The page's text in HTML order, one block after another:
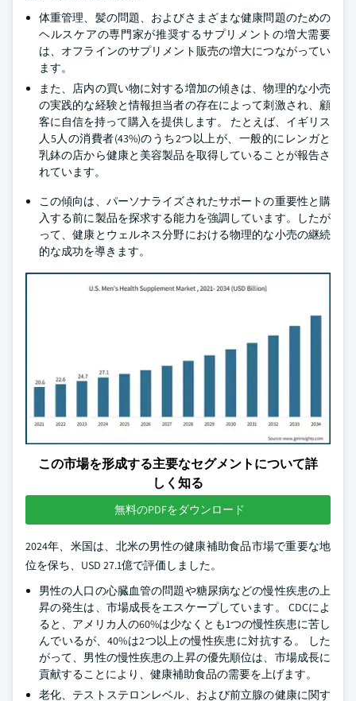
体重管理、髪の問題、およびさまざまな健康問題のための
ヘルスケアの専門家が推奨するサプリメントの増大需要
は、オフラインのサプリメント販売の増大につながってい
ます。
また、店内の買い物に対する増加の傾きは、物理的な小売
の実践的な経験と情報担当者の存在によって刺激され、顧
客に自信を持って購入を提供します。 たとえば、イギリス
人5人の消費者(43%)のうち2つ以上が、一般的にレンガと
乳鉢の店から健康と美容製品を取得していることが報告さ
れています。
この傾向は、パーソナライズされたサポートの重要性と購
入する前に製品を探求する能力を強調しています。したが
って、健康とウェルネス分野における物理的な小売の継続
的な成功を導きます。
この市場を形成する主要なセグメントについて詳
しく知る
無料のPDFをダウンロード
2024年、米国は、北米の男性の健康補助食品市場で重要な地
位を保ち、USD 27.1億で評価しました。
男性の人口の心臓血管の問題や糖尿病などの慢性疾患の上
昇の発生は、市場成長をエスケープしています。 CDCによ
ると、アメリカ人の60%は少なくとも1つの慢性疾患に苦し
んでいるが、40%は2つ以上の慢性疾患に対抗する。 した
がって、男性の慢性疾患の上昇の優先順位は、市場成長に
貢献することにより、健康補助食品の需要を上げます。
老化、テストステロンレベル、および前立腺の健康に関す